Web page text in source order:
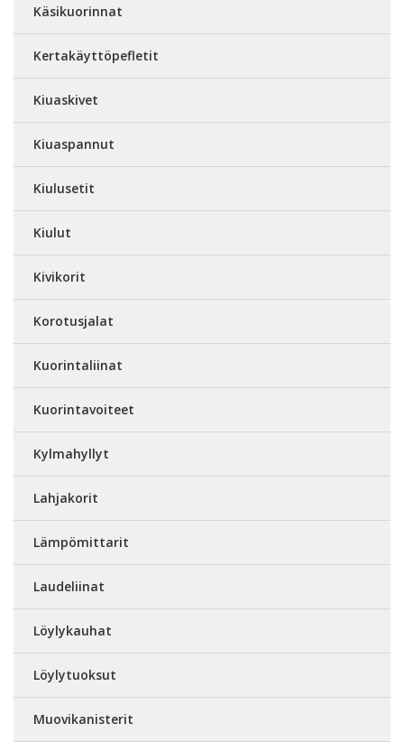
Käsikuorinnat
Kertakäyttöpefletit
Kiuaskivet
Kiuaspannut
Kiulusetit
Kiulut
Kivikorit
Korotusjalat
Kuorintaliinat
Kuorintavoiteet
Kylmahyllyt
Lahjakorit
Lämpömittarit
Laudeliinat
Löylykauhat
Löylytuoksut
Muovikanisterit